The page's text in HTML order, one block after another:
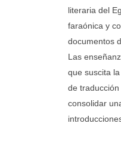
literaria del
faraónica y
documentos
Las
que suscita
de
consolidar